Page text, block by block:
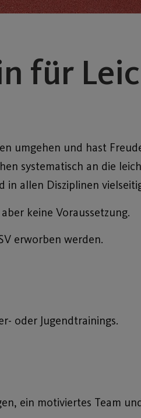
für
umgehen und hast
systematisch an die
allen Disziplinen
keine Voraussetzung.
erworben werden.
oder Jugendtrainings.
ein motiviertes Team